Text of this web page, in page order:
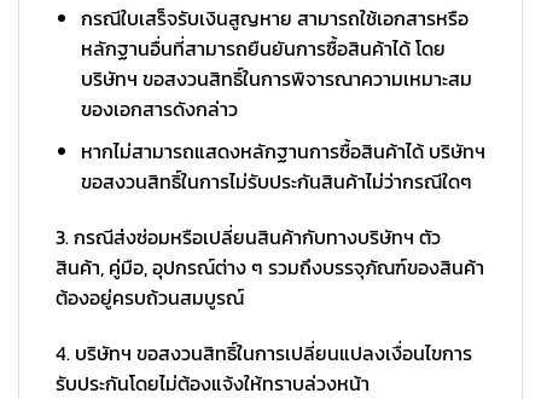
กรณีใบเสร็จรับเงินสูญหาย สามารถใช้เอกสารหรือ
หลักฐานอื่นที่สามารถยืนยันการซื้อสินค้าได้ โดย
บริษัทฯ ขอสงวนสิทธิ์ในการพิจารณาความเหมาะสม
ของเอกสารดังกล่าว
หากไม่สามารถแสดงหลักฐานการซื้อสินค้าได้ บริษัทฯ
ขอสงวนสิทธิ์ในการไม่รับประกันสินค้าไม่ว่ากรณีใดๆ
3. กรณีส่งซ่อมหรือเปลี่ยนสินค้ากับทางบริษัทฯ ตัว
สินค้า, คู่มือ, อุปกรณ์ต่าง ๆ รวมถึงบรรจุภัณฑ์ของสินค้า
ต้องอยู่ครบถ้วนสมบูรณ์
4. บริษัทฯ ขอสงวนสิทธิ์ในการเปลี่ยนแปลงเงื่อนไขการ
รับประกันโดยไม่ต้องแจ้งให้ทราบล่วงหน้า